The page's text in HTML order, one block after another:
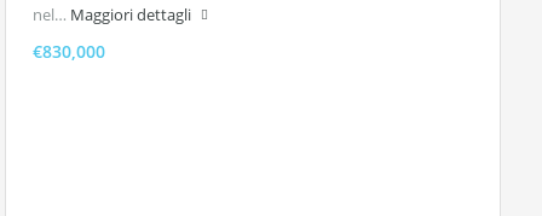
nel… Maggiori dettagli
€830,000